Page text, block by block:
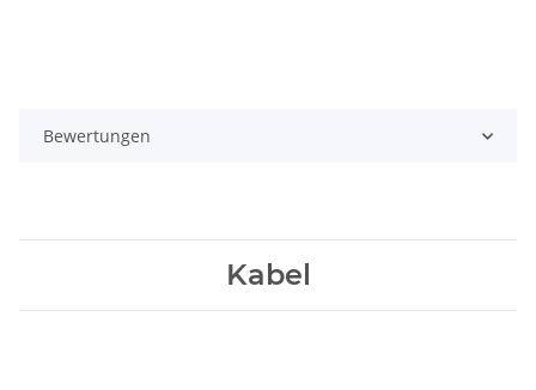
Bewertungen
Kabel